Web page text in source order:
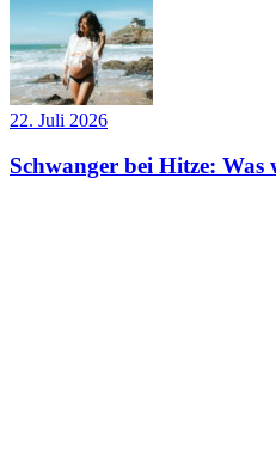
22. Juli 2026
Schwanger bei Hitze: